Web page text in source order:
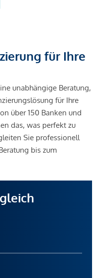
für Ihre
unabhängige Beratung,
für Ihre
über 150 Banken und
das, was perfekt zu
Sie professionell
bis zum